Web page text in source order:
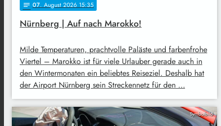
notes 07. August 2026 15:35
Nürnberg | Auf nach Marokko!
Milde Temperaturen, prachtvolle Paläste und farbenfrohe
Viertel – Marokko ist für viele Urlauber gerade auch in
den Wintermonaten ein beliebtes Reiseziel. Deshalb hat
der Airport Nürnberg sein Streckennetz für den …
Symbolbild